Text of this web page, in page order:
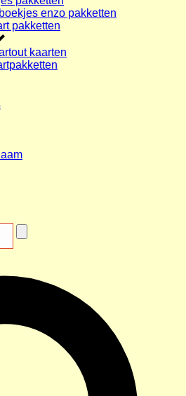
enzo pakketten
pakketten
kaarten